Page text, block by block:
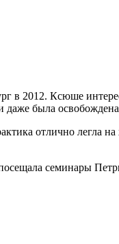
в 2012. Ксюше
даже была
отлично легла на
семинары